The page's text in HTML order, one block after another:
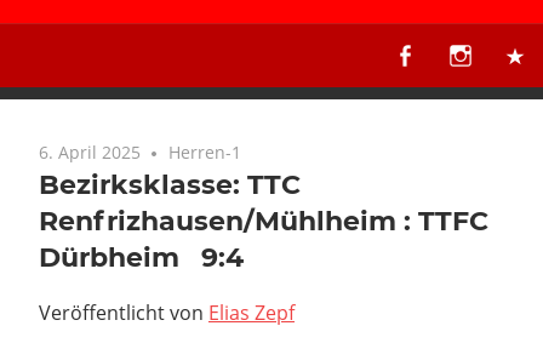
6. April 2025 Herren-1
Bezirksklasse: TTC
Renfrizhausen/Mühlheim : TTFC
Dürbheim 9:4
Veröffentlicht von Elias Zepf